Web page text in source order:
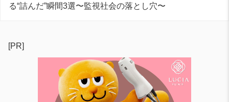
る“詰んだ”瞬間3選〜監視社会の落とし穴〜
[PR]